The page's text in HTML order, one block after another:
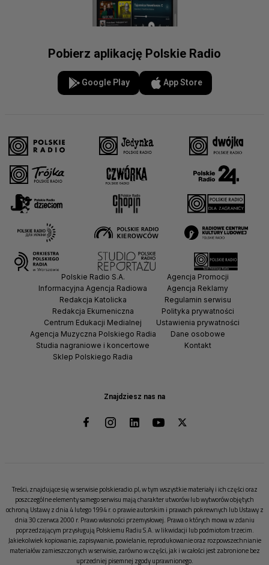
Pobierz aplikację Polskie Radio
Google Play App Store
Znajdziesz nas na
Polskie Radio S.A.
Informacyjna Agencja Radiowa
Redakcja Katolicka
Redakcja Ekumeniczna
Centrum Edukacji Medialnej
Agencja Muzyczna Polskiego Radia
Studia nagraniowe i koncertowe
Sklep Polskiego Radia
Agencja Promocji
Agencja Reklamy
Regulamin serwisu
Polityka prywatności
Ustawienia prywatności
Dane osobowe
Kontakt
Treści, znajdujące się w serwisie polskieradio.pl, w tym wszystkie materiały i ich części oraz
poszczególne elementy samego serwisu mają charakter utworów lub wytworów objętych
ochroną Ustawy z dnia 4 lutego 1994 r. o prawie autorskim i prawach pokrewnych lub Ustawy z
dnia 30 czerwca 2000 r. Prawo własności przemysłowej. Prawa o których mowa w zdaniu
poprzedzającym przysługują Polskiemu Radiu S.A. w likwidacji lub podmiotom trzecim.
Jakiekolwiek kopiowanie, zapisywanie, powielanie, reprodukowanie oraz rozpowszechnianie
materiałów zamieszczonych w serwisie, zarówno w części, jak i w całości jest zabronione bez
uprzedniej pisemnej zgody uprawnionego.